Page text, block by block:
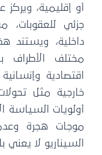
أو إقليمية، ويركز
جزئي للعقوبات،
داخلية، ويستند
مختلف الأطراف
اقتصادية
خارجية مثل
أولويات السياسة
موجات هجرة
السيناريو لا يعني